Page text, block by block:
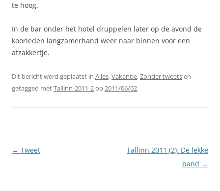
te hoog.
In de bar onder het hotel druppelen later op de avond de
koorleden langzamerhand weer naar binnen voor een
afzakkertje.
Dit bericht werd geplaatst in Alles,Vakantie,Zonder tweetsen
getagged metTallinn-2011-2op2011/06/02.
Berichtnavigatie
← Tweet
Tallinn 2011 (2): De lekke
band →